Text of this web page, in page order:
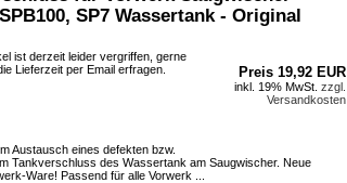
SP7 Wassertank - Original
ist derzeit leider vergriffen, gerne
Lieferzeit per Email erfragen.
Preis 19,92 EUR
inkl. 19% MwSt. zzgl.
Versandkosten
Austausch eines defekten bzw.
Tankverschluss des Wassertank am Saugwischer. Neue
Ware! Passend für alle Vorwerk ...